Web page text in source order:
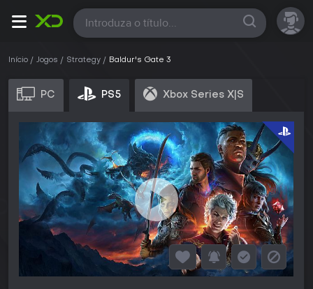
Todas
Início Jogos Strategy Baldur's Gate 3
PC PS5 Xbox Series X|S